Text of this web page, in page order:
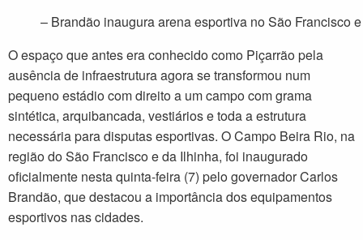
– Brandão inaugura arena esportiva no São Francisco
O espaço que antes era conhecido como Piçarrão pela
ausência de infraestrutura agora se transformou num
pequeno estádio com direito a um campo com grama
sintética, arquibancada, vestiários e toda a estrutura
necessária para disputas esportivas. O Campo Beira Rio, na
região do São Francisco e da Ilhinha, foi inaugurado
oficialmente nesta quinta-feira (7) pelo governador Carlos
Brandão, que destacou a importância dos equipamentos
esportivos nas cidades.